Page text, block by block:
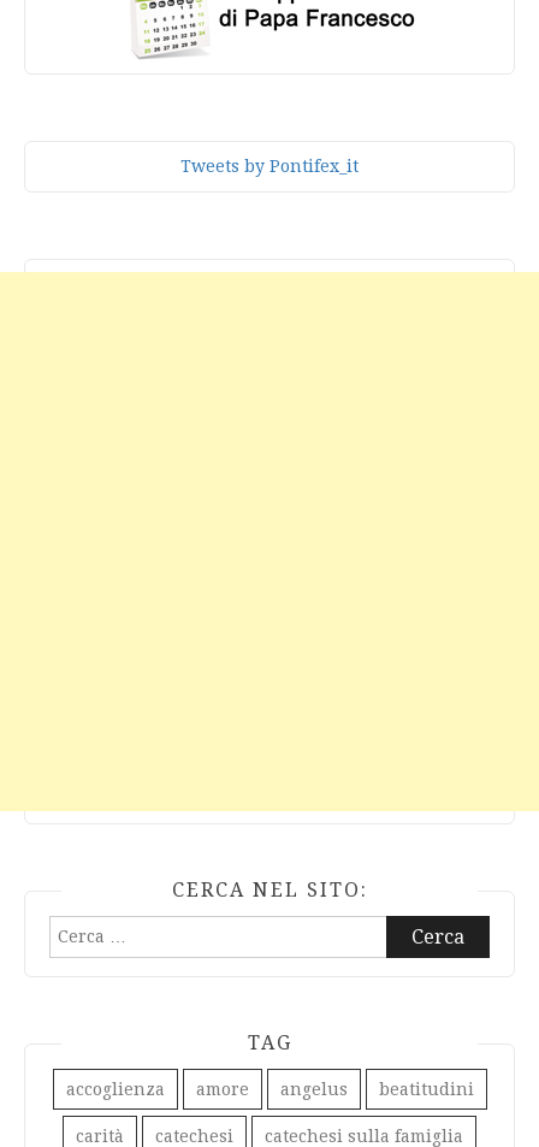
Tweets by Pontifex_it
CERCA NEL SITO:
Ricerca
TAG
accoglienza amore angelus beatitudini
carità catechesi catechesi sulla famiglia